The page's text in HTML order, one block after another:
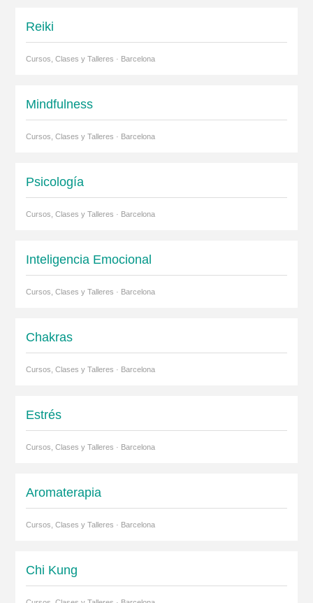
Reiki
Cursos, Clases y Talleres · Barcelona
Mindfulness
Cursos, Clases y Talleres · Barcelona
Psicología
Cursos, Clases y Talleres · Barcelona
Inteligencia Emocional
Cursos, Clases y Talleres · Barcelona
Chakras
Cursos, Clases y Talleres · Barcelona
Estrés
Cursos, Clases y Talleres · Barcelona
Aromaterapia
Cursos, Clases y Talleres · Barcelona
Chi Kung